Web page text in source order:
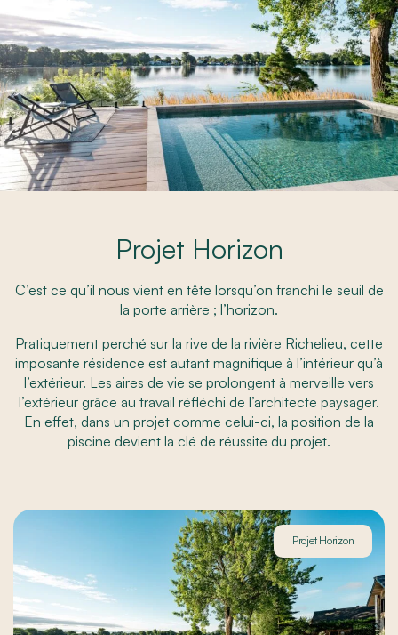
Projet Horizon
C’est ce qu’il nous vient en tête lorsqu’on franchi le seuil de
la porte arrière ; l’horizon.
Pratiquement perché sur la rive de la rivière Richelieu, cette
imposante résidence est autant magnifique à l’intérieur qu’à
l’extérieur. Les aires de vie se prolongent à merveille vers
l’extérieur grâce au travail réfléchi de l’architecte paysager.
En effet, dans un projet comme celui-ci, la position de la
piscine devient la clé de réussite du projet.
Projet Horizon